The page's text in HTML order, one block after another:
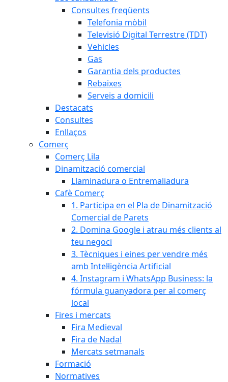
Consultes freqüents
Telefonia mòbil
Televisió Digital Terrestre (TDT)
Vehicles
Gas
Garantia dels productes
Rebaixes
Serveis a domicili
Destacats
Consultes
Enllaços
Comerç
Comerç Lila
Dinamització comercial
Llaminadura o Entremaliadura
Cafè Comerç
1. Participa en el Pla de Dinamització
Comercial de Parets
2. Domina Google i atrau més clients al
teu negoci
3. Tècniques i eines per vendre més
amb Intel·ligència Artificial
4. Instagram i WhatsApp Business: la
fórmula guanyadora per al comerç
local
Fires i mercats
Fira Medieval
Fira de Nadal
Mercats setmanals
Formació
Normatives